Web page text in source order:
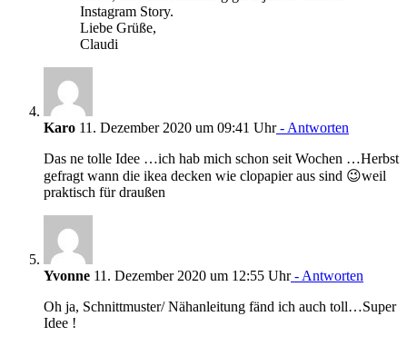
Instagram Story.
Liebe Grüße,
Claudi
Karo 11. Dezember 2020 um 09:41 Uhr- Antworten
Das ne tolle Idee …ich hab mich schon seit Wochen …Herbst
gefragt wann die ikea decken wie clopapier aus sind 😉weil
praktisch für draußen
Yvonne 11. Dezember 2020 um 12:55 Uhr- Antworten
Oh ja, Schnittmuster/ Nähanleitung fänd ich auch toll…Super
Idee !